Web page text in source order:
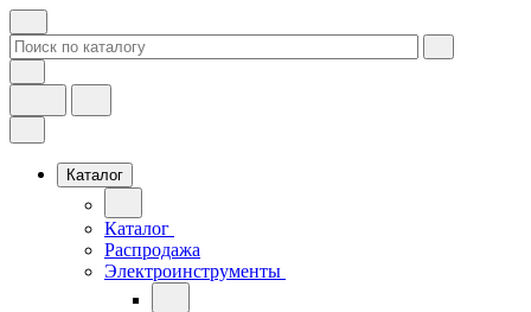
Каталог
Каталог
Распродажа
Электроинструменты